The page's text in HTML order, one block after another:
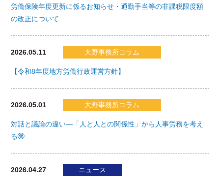
労働保険年度更新に係るお知らせ・通勤手当等の非課税限度額
の改正について
2026.05.11 大野事務所コラム
【令和8年度地方労働行政運営方針】
2026.05.01 大野事務所コラム
対話と議論の違い―「人と人との関係性」から人事労務を考え
る㊻
2026.04.27 ニュース